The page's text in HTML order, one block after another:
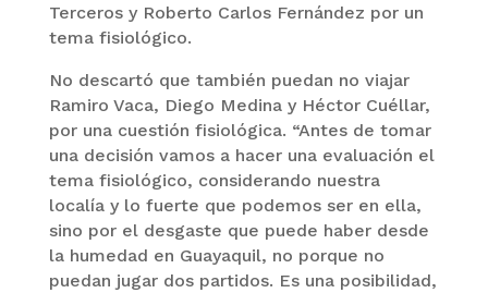
Terceros y Roberto Carlos Fernández por un
tema fisiológico.
No descartó que también puedan no viajar
Ramiro Vaca, Diego Medina y Héctor Cuéllar,
por una cuestión fisiológica. “Antes de tomar
una decisión vamos a hacer una evaluación el
tema fisiológico, considerando nuestra
localía y lo fuerte que podemos ser en ella,
sino por el desgaste que puede haber desde
la humedad en Guayaquil, no porque no
puedan jugar dos partidos. Es una posibilidad,